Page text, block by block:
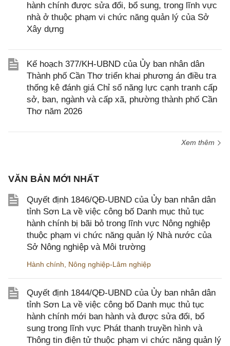
hành chính được sửa đổi, bổ sung, trong lĩnh vực
nhà ở thuộc phạm vi chức năng quản lý của Sở
Xây dựng
Kế hoạch 377/KH-UBND của Ủy ban nhân dân
Thành phố Cần Thơ triển khai phương án điều tra
thống kê đánh giá Chỉ số năng lực cạnh tranh cấp
sở, ban, ngành và cấp xã, phường thành phố Cần
Thơ năm 2026
Xem thêm
VĂN BẢN MỚI NHẤT
Quyết định 1846/QĐ-UBND của Ủy ban nhân dân
tỉnh Sơn La về việc công bố Danh mục thủ tục
hành chính bị bãi bỏ trong lĩnh vực Nông nghiệp
thuộc phạm vi chức năng quản lý Nhà nước của
Sở Nông nghiệp và Môi trường
Hành chính Nông nghiệp-Lâm nghiệp
Quyết định 1844/QĐ-UBND của Ủy ban nhân dân
tỉnh Sơn La về việc công bố Danh mục thủ tục
hành chính mới ban hành và được sửa đổi, bổ
sung trong lĩnh vực Phát thanh truyền hình và
Thông tin điện tử thuộc phạm vi chức năng quản lý